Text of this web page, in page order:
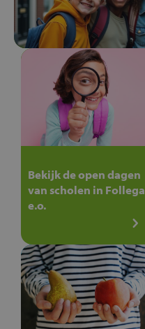
Bekijk de open dagen
van scholen in Follega
e.o.